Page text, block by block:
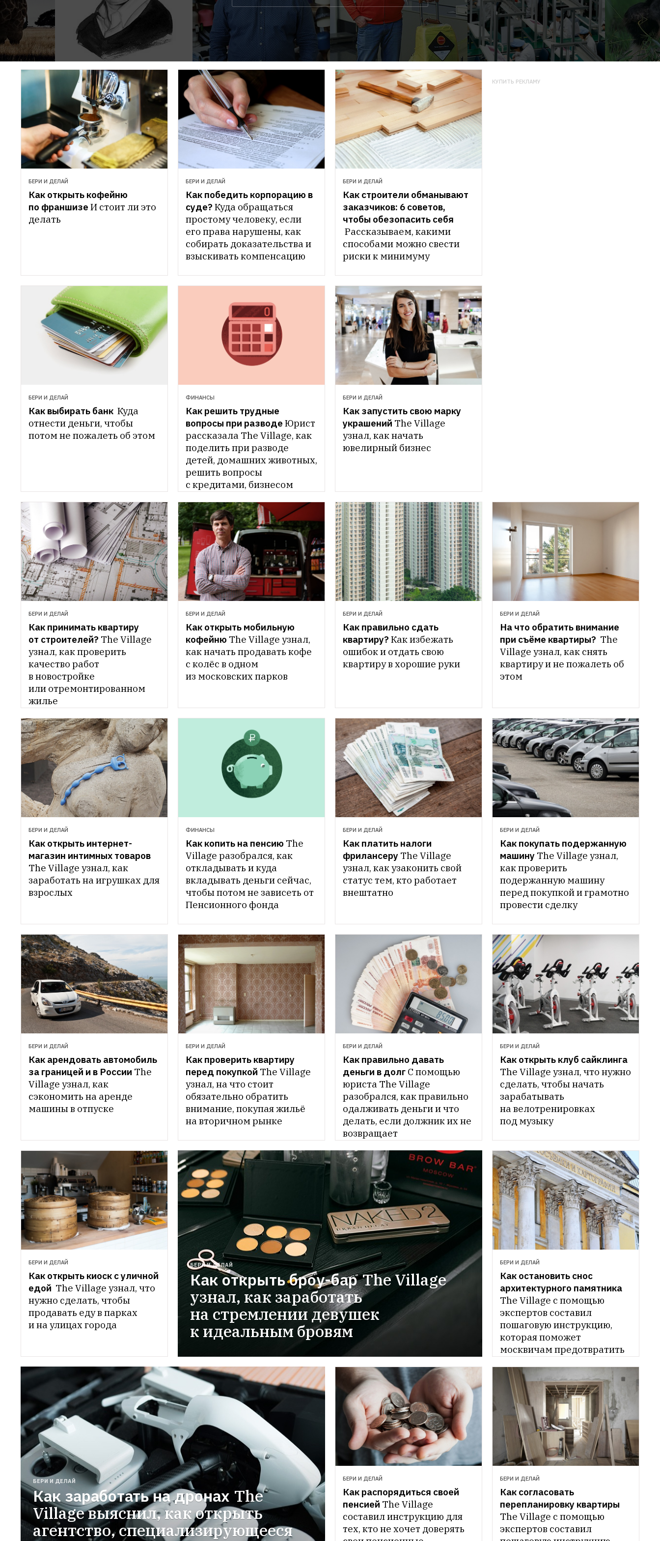
КУПИТЬ РЕКЛАМУ
БЕРИ И ДЕЛАЙ
Как открыть кофейню
по франшизе И стоит ли это
делать
БЕРИ И ДЕЛАЙ
Как победить корпорацию в
суде? Куда обращаться
простому человеку, если
его права нарушены, как
собирать доказательства и
взыскивать компенсацию
БЕРИ И ДЕЛАЙ
Как строители обманывают
заказчиков: 6 советов,
Рассказываем, какими
способами можно свести
риски к минимуму
БЕРИ И ДЕЛАЙ
Как выбирать банк Куда
отнести деньги, чтобы
потом не пожалеть об этом
ФИНАНСЫ
Как решить трудные
вопросы при разводе Юрист
рассказала The Village, как
поделить при разводе
детей, домашних животных,
решить вопросы
с кредитами, бизнесом
БЕРИ И ДЕЛАЙ
Как запустить свою марку
украшений The Village
узнал, как начать
ювелирный бизнес
БЕРИ И ДЕЛАЙ
Как принимать квартиру
от строителей? The Village
узнал, как проверить
качество работ
в новостройке
или отремонтированном
жилье
БЕРИ И ДЕЛАЙ
Как открыть мобильную
кофейню The Village узнал,
как начать продавать кофе
с колёс в одном
из московских парков
БЕРИ И ДЕЛАЙ
Как правильно сдать
квартиру? Как избежать
ошибок и отдать свою
квартиру в хорошие руки
БЕРИ И ДЕЛАЙ
На что обратить внимание
при съёме квартиры? The
Village узнал, как снять
квартиру и не пожалеть об
этом
БЕРИ И ДЕЛАЙ
Как открыть интернет-
магазин интимных товаров
The Village узнал, как
заработать на игрушках для
взрослых
ФИНАНСЫ
Как копить на пенсию The
Village разобрался, как
откладывать и куда
вкладывать деньги сейчас,
чтобы потом не зависеть от
Пенсионного фонда
БЕРИ И ДЕЛАЙ
Как платить налоги
фрилансеру The Village
узнал, как узаконить свой
статус тем, кто работает
внештатно
БЕРИ И ДЕЛАЙ
Как покупать подержанную
машину The Village узнал,
как проверить
подержанную машину
перед покупкой и грамотно
провести сделку
БЕРИ И ДЕЛАЙ
Как арендовать автомобиль
за границей и в России The
Village узнал, как
сэкономить на аренде
машины в отпуске
БЕРИ И ДЕЛАЙ
Как проверить квартиру
перед покупкой The Village
узнал, на что стоит
обязательно обратить
внимание, покупая жильё
на вторичном рынке
БЕРИ И ДЕЛАЙ
Как правильно давать
деньги в долг С помощью
юриста The Village
разобрался, как правильно
одалживать деньги и что
делать, если должник их не
возвращает
БЕРИ И ДЕЛАЙ
Как открыть клуб сайклинга
The Village узнал, что нужно
сделать, чтобы начать
зарабатывать
на велотренировках
под музыку
БЕРИ И ДЕЛАЙ
Как открыть киоск с уличной
едой The Village узнал, что
нужно сделать, чтобы
продавать еду в парках
и на улицах города
БЕРИ И ДЕЛАЙ
Как открыть броу-бар The Village
узнал, как заработать
на стремлении девушек
к идеальным бровям
БЕРИ И ДЕЛАЙ
Как заработать на дронах The
Village выяснил, как открыть
агентство, специализирующееся
БЕРИ И ДЕЛАЙ
Как остановить снос
архитектурного памятника
The Village с помощью
экспертов составил
пошаговую инструкцию,
которая поможет
москвичам предотвратить
культурного наследия
БЕРИ И ДЕЛАЙ
Как распорядиться своей
пенсией The Village
составил инструкцию для
тех, кто не хочет доверять
БЕРИ И ДЕЛАЙ
Как согласовать
перепланировку квартиры
The Village с помощью
экспертов составил